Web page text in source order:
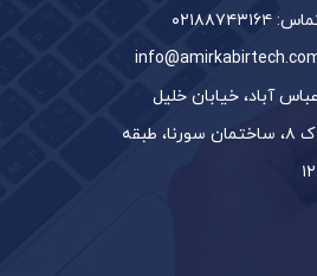
آباد، خیابان خلیل
حسینی، پلاک ۸، ساختمان سورنا، طبقه